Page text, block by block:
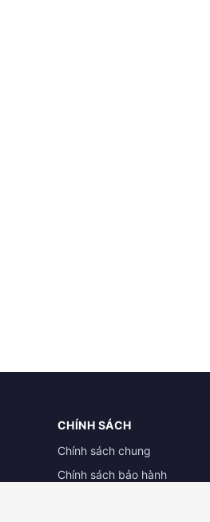
CHÍNH SÁCH
Chính sách chung
Chính sách bảo hành